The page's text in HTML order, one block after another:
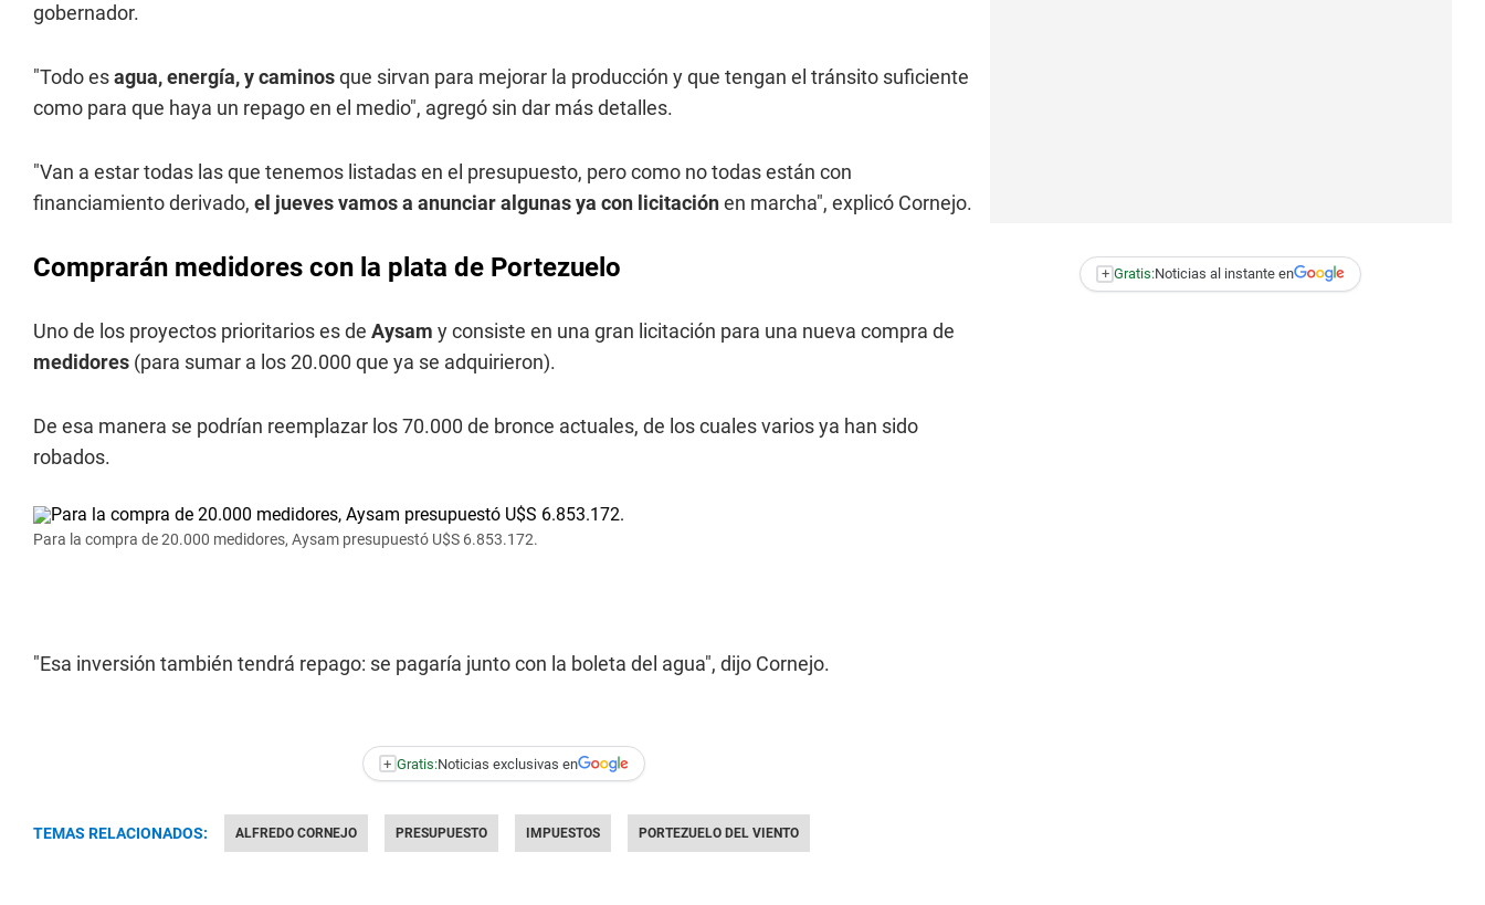
gobernador.
"Todo esagua, energía, y caminosque sirvan para mejorar la producción y que tengan el tránsito suficiente
como para que haya un repago en el medio", agregó sin dar más detalles.
"Van a estar todas las que tenemos listadas en el presupuesto, pero como no todas están con
financiamiento derivado, el jueves vamos a anunciar algunas ya con licitaciónen marcha", explicó Cornejo.
Comprarán medidores con la plata de Portezuelo
Uno de los proyectos prioritarios es de Aysam y consiste en una gran licitación para una nueva compra de
medidores (para sumar a los 20.000 que ya se adquirieron).
De esa manera se podrían reemplazar los 70.000 de bronce actuales, de los cuales varios ya han sido
robados.
Para la compra de 20.000 medidores, Aysam presupuestó U$S 6.853.172.
"Esa inversión también tendrá repago: se pagaría junto con la boleta del agua", dijo Cornejo.
+ Gratis:Noticias exclusivas en
TEMAS RELACIONADOS: ALFREDO CORNEJO PRESUPUESTO IMPUESTOS PORTEZUELO DEL VIENTO
+ Gratis:Noticias al instante en